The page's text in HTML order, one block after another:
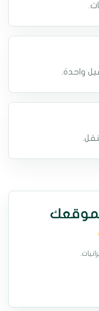
واحدة.